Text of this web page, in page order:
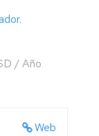
/ Año
Web